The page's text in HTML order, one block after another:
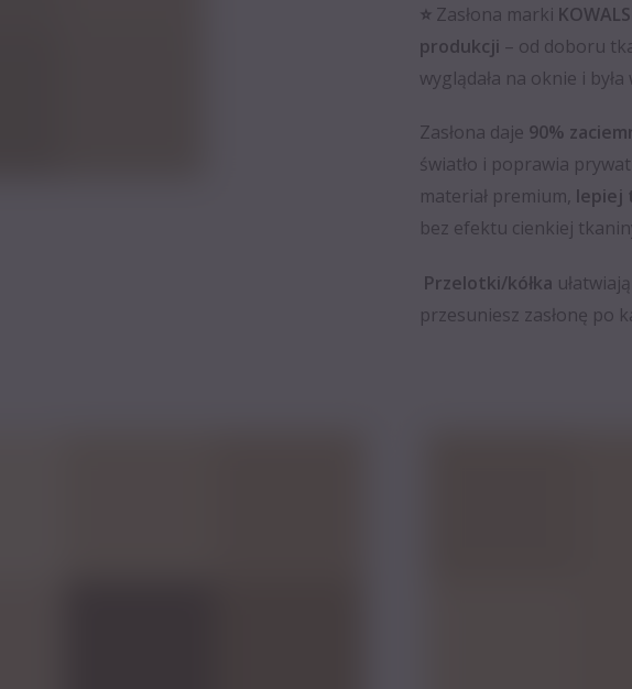
⭐️ Zasłona marki
produkcji – od doboru
wyglądała na oknie i
Zasłona daje 90%
światło i poprawia
materiał premium, lepiej
bez efektu cienkiej
Przelotki/kółka
przesuniesz zasłonę po